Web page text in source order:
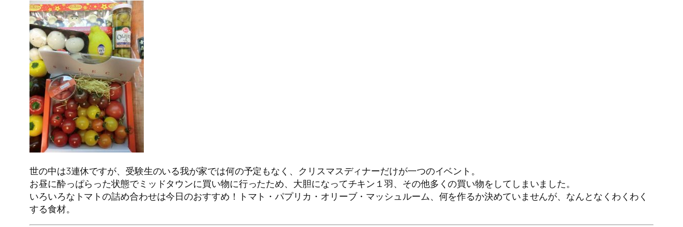
世の中は3連休ですが、受験生のいる我が家では何の予定もなく、クリスマスディナーだけが一つのイベント。
お昼に酔っぱらった状態でミッドタウンに買い物に行ったため、大胆になってチキン１羽、その他多くの買い物をしてしまいました。
いろいろなトマトの詰め合わせは今日のおすすめ！トマト・パプリカ・オリーブ・マッシュルーム、何を作るか決めていませんが、なんとなくわくわく
する食材。